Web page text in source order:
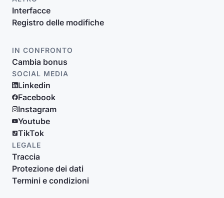
Interfacce
Registro delle modifiche
IN CONFRONTO
Cambia bonus
SOCIAL MEDIA
Linkedin
Facebook
Instagram
Youtube
TikTok
LEGALE
Traccia
Protezione dei dati
Termini e condizioni